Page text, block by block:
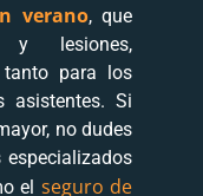
verano, que
y lesiones,
para los
asistentes. Si
no dudes
especializados
el seguro de